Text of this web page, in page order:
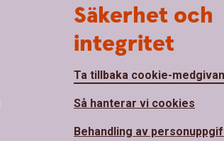
Säkerhet och
integritet
Ta tillbaka cookie-
Så hanterar vi cookies
Behandling av